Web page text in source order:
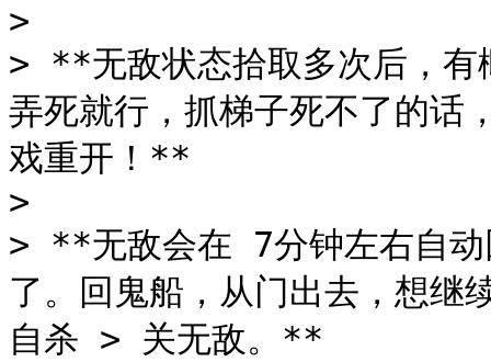
>
> **无敌状态拾取多次后，有
弄死就行，抓梯子死不了的
戏重开！**
>
> **无敌会在 7分钟左右自动
了。回鬼船，从门出去，想
自杀 > 关无敌。**